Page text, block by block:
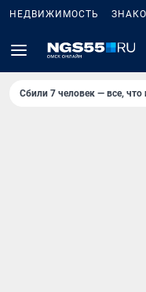
НЕДВИЖИМОСТЬ
Сбили 7 человек — все, что